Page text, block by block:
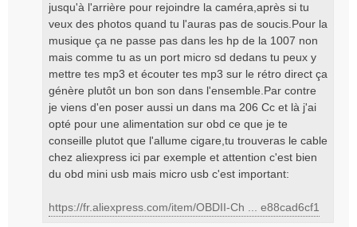
jusqu'à l'arrière pour rejoindre la caméra,après si tu
veux des photos quand tu l'auras pas de soucis.Pour la
musique ça ne passe pas dans les hp de la 1007 non
mais comme tu as un port micro sd dedans tu peux y
mettre tes mp3 et écouter tes mp3 sur le rétro direct ça
génère plutôt un bon son dans l'ensemble.Par contre
je viens d'en poser aussi un dans ma 206 Cc et là j'ai
opté pour une alimentation sur obd ce que je te
conseille plutot que l'allume cigare,tu trouveras le cable
chez aliexpress ici par exemple et attention c'est bien
du obd mini usb mais micro usb c'est important:
https://fr.aliexpress.com/item/OBDII-Ch ... e88cad6cf1